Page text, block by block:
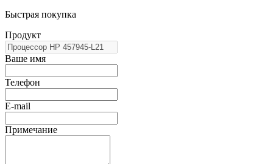
Быстрая покупка
Продукт
Ваше имя
Телефон
E-mail
Примечание